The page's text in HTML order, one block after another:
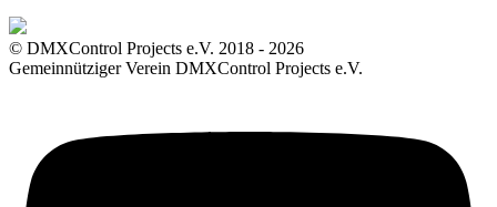
© DMXControl Projects e.V. 2018 - 2026
Gemeinnütziger Verein DMXControl Projects e.V.